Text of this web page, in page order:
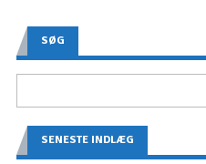
SØG
SENESTE INDLÆG